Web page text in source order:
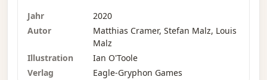
Eleganz und Anmut zu übertrumpfen
versuchen. In wenigen Wochen veranstaltet
Ludwig XV. den letzten großen Ball der Saison,
und alle bitten Sie inständig, ihnen einen
Jahr
2020
Autor
Matthias Cramer, Stefan Malz, Louis
Malz
Illustration
Ian O'Toole
Verlag
Eagle-Gryphon Games